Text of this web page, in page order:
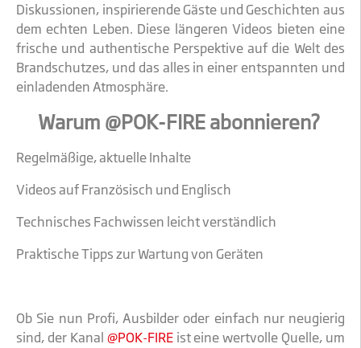
Diskussionen, inspirierende Gäste und Geschichten aus
dem echten Leben. Diese längeren Videos bieten eine
frische und authentische Perspektive auf die Welt des
Brandschutzes, und das alles in einer entspannten und
einladenden Atmosphäre.
Warum @POK-FIRE abonnieren?
Regelmäßige, aktuelle Inhalte
Videos auf Französisch und Englisch
Technisches Fachwissen leicht verständlich
Praktische Tipps zur Wartung von Geräten
Ob Sie nun Profi, Ausbilder oder einfach nur neugierig
sind, der Kanal @POK-FIREist eine wertvolle Quelle, um